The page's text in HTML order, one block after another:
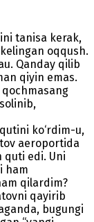
tanisa kerak,
oqqush.
Qanday qilib
qiyin emas.
ko‘rdim-u,
aeroportida
quti edi. Uni
ham
qilardim?
qayirib
bugungi